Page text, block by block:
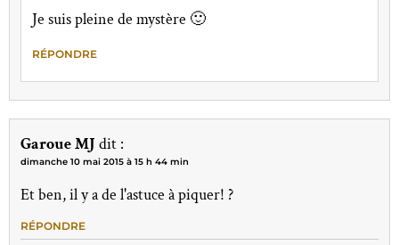
Je suis pleine de mystère 🙂
RÉPONDRE
Garoue MJ dit :
dimanche 10 mai 2015 à 15 h 44 min
Et ben, il y a de l'astuce à piquer! ?
RÉPONDRE